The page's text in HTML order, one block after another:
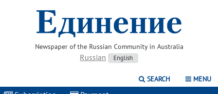
Newspaper of the Russian Community in Australia
Russian English
SEARCH MENU